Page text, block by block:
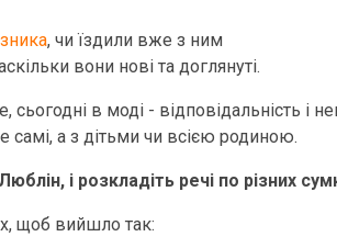
, чи їздили вже з ним
вони нові та доглянуті.
в моді - відповідальність і
самі, а з дітьми чи всією родиною.
і розкладіть речі по різних
щоб вийшло так: